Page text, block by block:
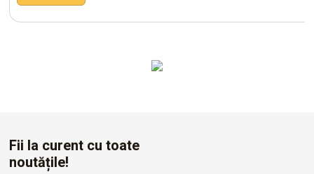
Fii la curent cu toate
noutățile!